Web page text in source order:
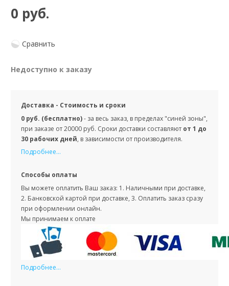
0 руб.
Сравнить
Недоступно к заказу
Доставка - Стоимость и сроки
0 руб. (бесплатно)- за весь заказ, в пределах "синей зоны",
при заказе от 20000 руб. Сроки доставки составляют от 1 до
30 рабочих дней, в зависимости от производителя.
Подробнее...
Способы оплаты
Вы можете оплатить Ваш заказ: 1. Наличными при доставке,
2. Банковской картой при доставке, 3. Оплатить заказ сразу
при оформлении онлайн.
Мы принимаем к оплате
Подробнее...